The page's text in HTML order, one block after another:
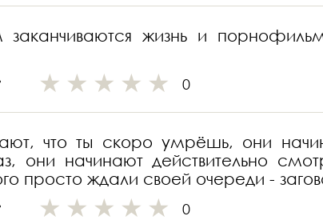
жизнь и
0
что ты скоро умрёшь, они
они начинают действительно
просто ждали своей очереди -
0